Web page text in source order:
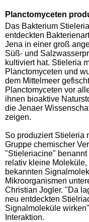
Planctomyceten
Das Bakterium
entdeckten
Jena in einer groß
Süß- und
kultiviert hat. Stieleria
Planctomyceten und
dem Mittelmeer
Planctomyceten vor
ihnen bioaktive
die Jenaer
zeigen.
So produziert Stieleria
Gruppe chemischer
"Stieleriacine"
relativ kleine
bekannten
Mikroorganismen
Christian Jogler. "Da
neu entdeckten
Signalmoleküle
Interaktion.